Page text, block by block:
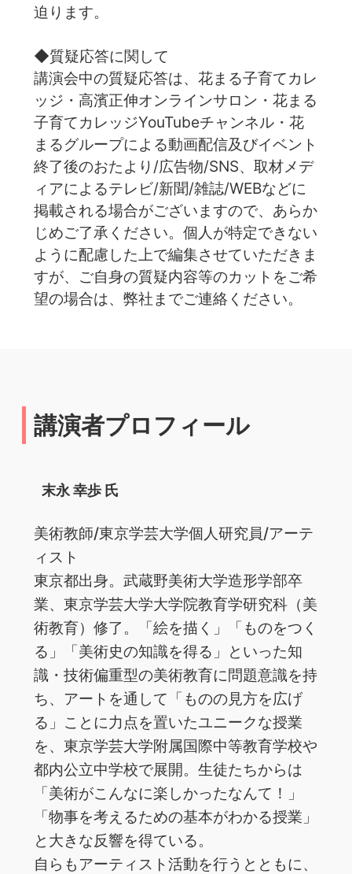
迫ります。
◆質疑応答に関して
講演会中の質疑応答は、花まる子育てカレ
ッジ・高濱正伸オンラインサロン・花まる
子育てカレッジYouTubeチャンネル・花
まるグループによる動画配信及びイベント
終了後のおたより/広告物/SNS、取材メデ
ィアによるテレビ/新聞/雑誌/WEBなどに
掲載される場合がございますので、あらか
じめご了承ください。個人が特定できない
ように配慮した上で編集させていただきま
すが、ご自身の質疑内容等のカットをご希
望の場合は、弊社までご連絡ください。
講演者プロフィール
末永 幸歩 氏
美術教師/東京学芸大学個人研究員/アーテ
ィスト
東京都出身。武蔵野美術大学造形学部卒
業、東京学芸大学大学院教育学研究科（美
術教育）修了。「絵を描く」「ものをつく
る」「美術史の知識を得る」といった知
識・技術偏重型の美術教育に問題意識を持
ち、アートを通して「ものの見方を広げ
る」ことに力点を置いたユニークな授業
を、東京学芸大学附属国際中等教育学校や
都内公立中学校で展開。生徒たちからは
「美術がこんなに楽しかったなんて！」
「物事を考えるための基本がわかる授業」
と大きな反響を得ている。
自らもアーティスト活動を行うとともに、